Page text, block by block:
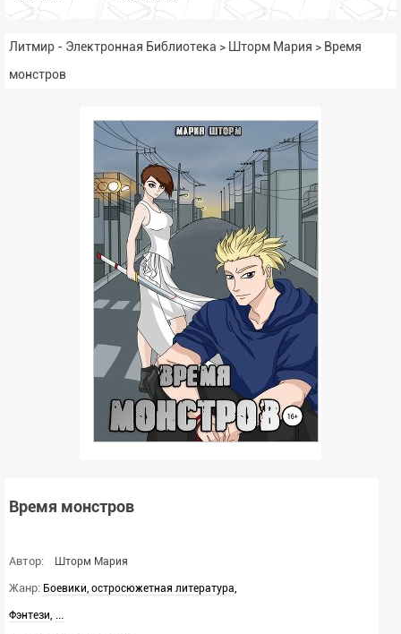
Литмир - Электронная Библиотека > Шторм Мария > Время
монстров
Время монстров
Автор: Шторм Мария
Жанр: Боевики, остросюжетная литература,
Фэнтези, ...